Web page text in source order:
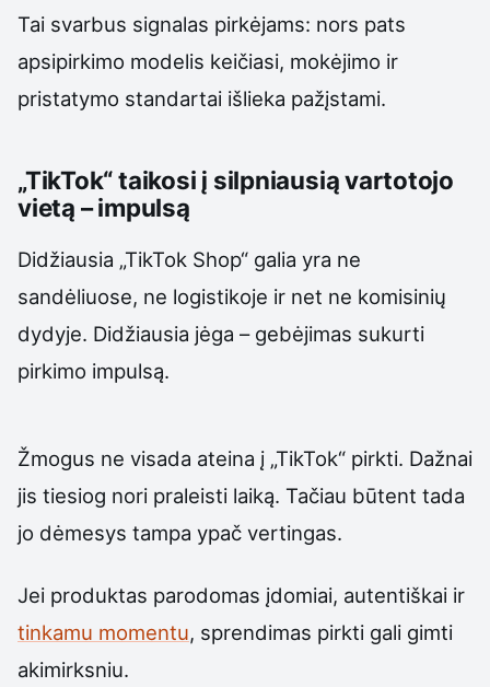
Tai svarbus signalas pirkėjams: nors pats
apsipirkimo modelis keičiasi, mokėjimo ir
pristatymo standartai išlieka pažįstami.
„TikTok“ taikosi į silpniausią vartotojo
vietą – impulsą
Didžiausia „TikTok Shop“ galia yra ne
sandėliuose, ne logistikoje ir net ne komisinių
dydyje. Didžiausia jėga – gebėjimas sukurti
pirkimo impulsą.
Žmogus ne visada ateina į „TikTok“ pirkti. Dažnai
jis tiesiog nori praleisti laiką. Tačiau būtent tada
jo dėmesys tampa ypač vertingas.
Jei produktas parodomas įdomiai, autentiškai ir
tinkamu momentu, sprendimas pirkti gali gimti
akimirksniu.